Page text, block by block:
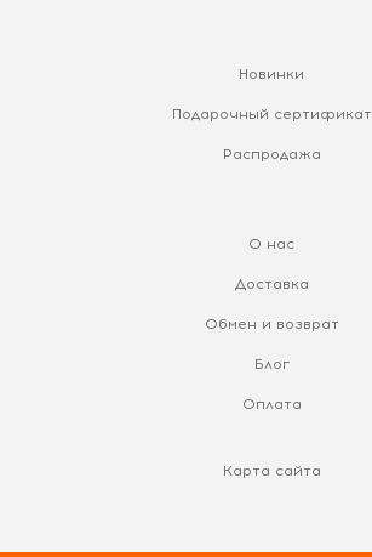
Новинки
Подарочный сертификат
Распродажа
О нас
Доставка
Обмен и возврат
Блог
Оплата
Карта сайта